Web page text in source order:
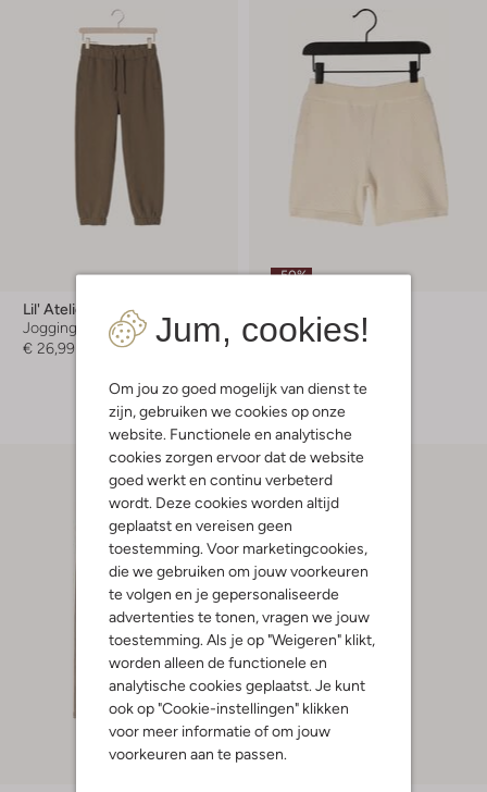
Jum, cookies!
Om jou zo goed mogelijk van dienst te
zijn, gebruiken we cookies op onze
website. Functionele en analytische
cookies zorgen ervoor dat de website
goed werkt en continu verbeterd
wordt. Deze cookies worden altijd
geplaatst en vereisen geen
toestemming. Voor marketingcookies,
die we gebruiken om jouw voorkeuren
te volgen en je gepersonaliseerde
advertenties te tonen, vragen we jouw
toestemming. Als je op "Weigeren" klikt,
worden alleen de functionele en
analytische cookies geplaatst. Je kunt
ook op "Cookie-instellingen" klikken
voor meer informatie of om jouw
voorkeuren aan te passen.
Lil' Atelier
Joggingbroek
€ 26,99
-50%
Korte broek
+ meer kleuren